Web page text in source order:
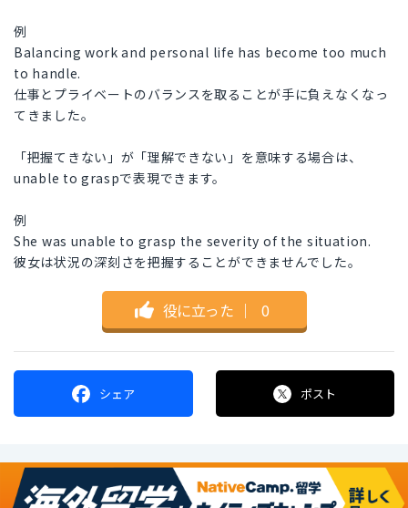
例
Balancing work and personal life has become too much
to handle.
仕事とプライベートのバランスを取ることが手に負えなくなっ
てきました。
「把握てきない」が「理解できない」を意味する場合は、
unable to graspで表現できます。
例
She was unable to grasp the severity of the situation.
彼女は状況の深刻さを把握することができませんでした。
役に立った ｜ 0
シェア ポスト